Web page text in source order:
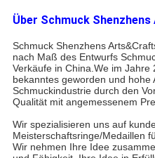
Über Schmuck
Schmuck Shenzhens
nach Maß des Entwurfs
Verkäufe in China.We im
bekanntes geworden und hohe
Schmuckindustrie durch den
Qualität mit angemessenem
Wir spezialisieren uns auf
Meisterschaftsringe/Medaillen
Wir nehmen Ihre Idee